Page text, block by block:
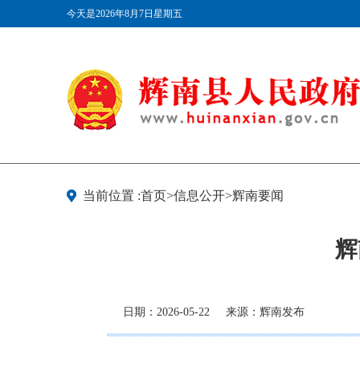
今天是2026年8月7日星期五
当前位置 :首页>信息公开>辉南要闻
日期：2026-05-22 来源：辉南发布